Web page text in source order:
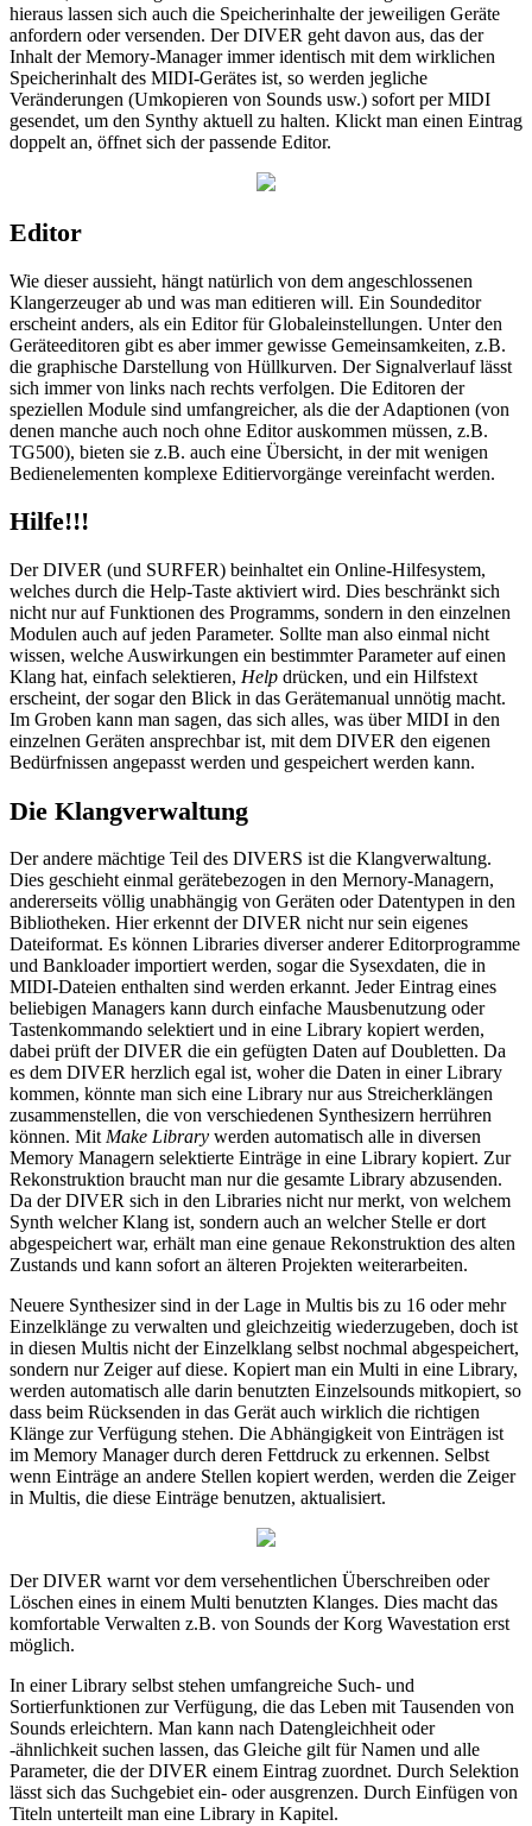
hieraus lassen sich auch die Speicherinhalte der jeweiligen Geräte
anfordern oder versenden. Der DIVER geht davon aus, das der
Inhalt der Memory-Manager immer identisch mit dem wirklichen
Speicherinhalt des MIDI-Gerätes ist, so werden jegliche
Veränderungen (Umkopieren von Sounds usw.) sofort per MIDI
gesendet, um den Synthy aktuell zu halten. Klickt man einen Eintrag
doppelt an, öffnet sich der passende Editor.
Editor
Wie dieser aussieht, hängt natürlich von dem angeschlossenen
Klangerzeuger ab und was man editieren will. Ein Soundeditor
erscheint anders, als ein Editor für Globaleinstellungen. Unter den
Geräteeditoren gibt es aber immer gewisse Gemeinsamkeiten, z.B.
die graphische Darstellung von Hüllkurven. Der Signalverlauf lässt
sich immer von links nach rechts verfolgen. Die Editoren der
speziellen Module sind umfangreicher, als die der Adaptionen (von
denen manche auch noch ohne Editor auskommen müssen, z.B.
TG500), bieten sie z.B. auch eine Übersicht, in der mit wenigen
Bedienelementen komplexe Editiervorgänge vereinfacht werden.
Hilfe!!!
Der DIVER (und SURFER) beinhaltet ein Online-Hilfesystem,
welches durch die Help-Taste aktiviert wird. Dies beschränkt sich
nicht nur auf Funktionen des Programms, sondern in den einzelnen
Modulen auch auf jeden Parameter. Sollte man also einmal nicht
wissen, welche Auswirkungen ein bestimmter Parameter auf einen
Klang hat, einfach selektieren, Help drücken, und ein Hilfstext
erscheint, der sogar den Blick in das Gerätemanual unnötig macht.
Im Groben kann man sagen, das sich alles, was über MIDI in den
einzelnen Geräten ansprechbar ist, mit dem DIVER den eigenen
Bedürfnissen angepasst werden und gespeichert werden kann.
Die Klangverwaltung
Der andere mächtige Teil des DIVERS ist die Klangverwaltung.
Dies geschieht einmal gerätebezogen in den Mernory-Managern,
andererseits völlig unabhängig von Geräten oder Datentypen in den
Bibliotheken. Hier erkennt der DIVER nicht nur sein eigenes
Dateiformat. Es können Libraries diverser anderer Editorprogramme
und Bankloader importiert werden, sogar die Sysexdaten, die in
MIDI-Dateien enthalten sind werden erkannt. Jeder Eintrag eines
beliebigen Managers kann durch einfache Mausbenutzung oder
Tastenkommando selektiert und in eine Library kopiert werden,
dabei prüft der DIVER die ein gefügten Daten auf Doubletten. Da
es dem DIVER herzlich egal ist, woher die Daten in einer Library
kommen, könnte man sich eine Library nur aus Streicherklängen
zusammenstellen, die von verschiedenen Synthesizern herrühren
können. Mit Make Library werden automatisch alle in diversen
Memory Managern selektierte Einträge in eine Library kopiert. Zur
Rekonstruktion braucht man nur die gesamte Library abzusenden.
Da der DIVER sich in den Libraries nicht nur merkt, von welchem
Synth welcher Klang ist, sondern auch an welcher Stelle er dort
abgespeichert war, erhält man eine genaue Rekonstruktion des alten
Zustands und kann sofort an älteren Projekten weiterarbeiten.
Neuere Synthesizer sind in der Lage in Multis bis zu 16 oder mehr
Einzelklänge zu verwalten und gleichzeitig wiederzugeben, doch ist
in diesen Multis nicht der Einzelklang selbst nochmal abgespeichert,
sondern nur Zeiger auf diese. Kopiert man ein Multi in eine Library,
werden automatisch alle darin benutzten Einzelsounds mitkopiert, so
dass beim Rücksenden in das Gerät auch wirklich die richtigen
Klänge zur Verfügung stehen. Die Abhängigkeit von Einträgen ist
im Memory Manager durch deren Fettdruck zu erkennen. Selbst
wenn Einträge an andere Stellen kopiert werden, werden die Zeiger
in Multis, die diese Einträge benutzen, aktualisiert.
Der DIVER warnt vor dem versehentlichen Überschreiben oder
Löschen eines in einem Multi benutzten Klanges. Dies macht das
komfortable Verwalten z.B. von Sounds der Korg Wavestation erst
möglich.
In einer Library selbst stehen umfangreiche Such- und
Sortierfunktionen zur Verfügung, die das Leben mit Tausenden von
Sounds erleichtern. Man kann nach Datengleichheit oder
-ähnlichkeit suchen lassen, das Gleiche gilt für Namen und alle
Parameter, die der DIVER einem Eintrag zuordnet. Durch Selektion
lässt sich das Suchgebiet ein- oder ausgrenzen. Durch Einfügen von
Titeln unterteilt man eine Library in Kapitel.